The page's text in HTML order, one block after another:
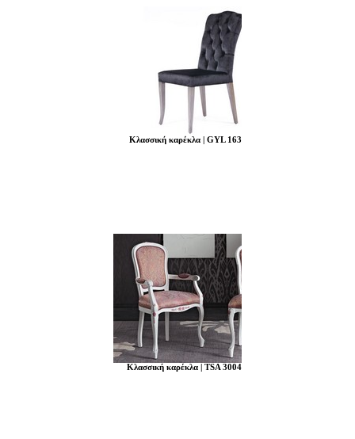
Κλασσική καρέκλα | GYL 163
Κλασσική καρέκλα | TSA 3004